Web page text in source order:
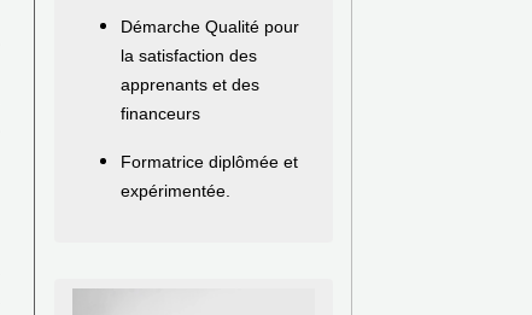
Démarche Qualité pour
la satisfaction des
apprenants et des
financeurs
Formatrice diplômée et
expérimentée.